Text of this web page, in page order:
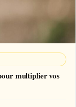
multiplier vos